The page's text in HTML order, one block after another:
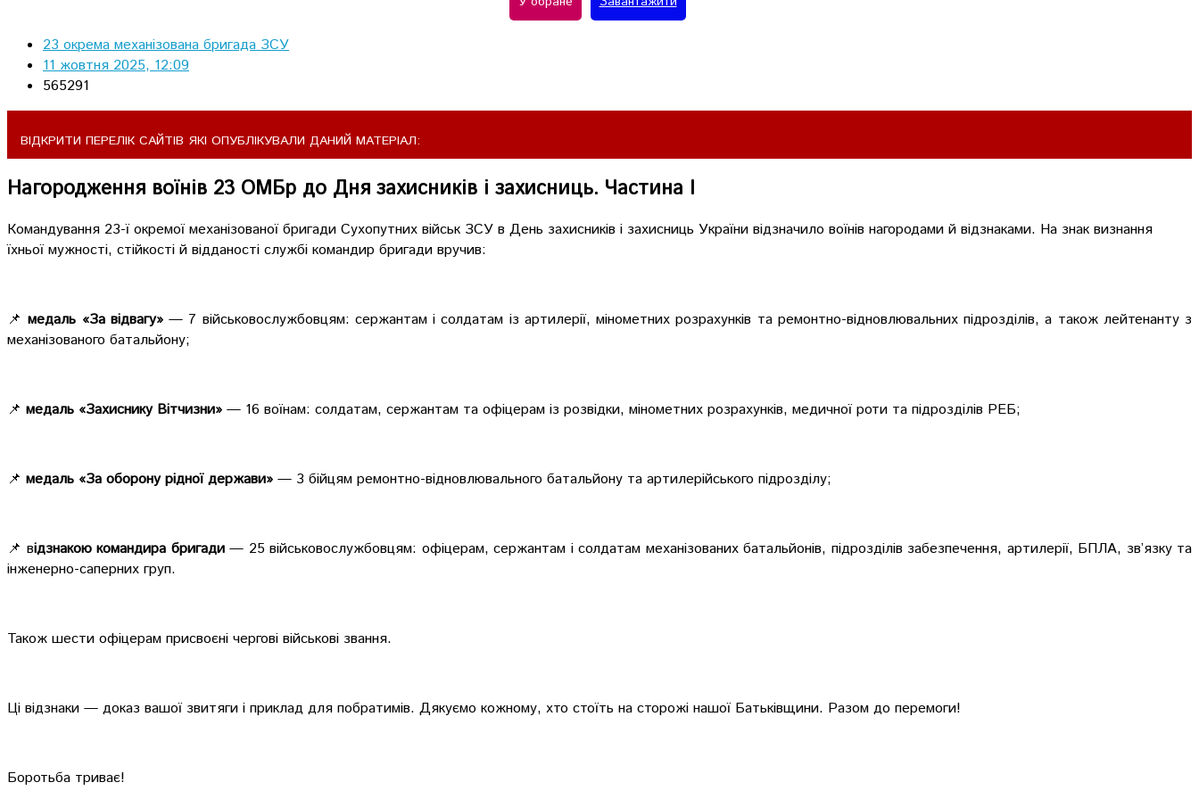
23 окрема механізована бригада ЗСУ
11 жовтня 2025, 12:09
565291
ВІДКРИТИ ПЕРЕЛІК САЙТІВ ЯКІ ОПУБЛІКУВАЛИ ДАНИЙ МАТЕРІАЛ:
Нагородження воїнів 23 ОМБр до Дня захисників і захисниць. Частина І
Командування 23-ї окремої механізованої бригади Сухопутних військ ЗСУ в День захисників і захисниць України відзначило воїнів нагородами й відзнаками. На знак визнання
їхньої мужності, стійкості й відданості службі командир бригади вручив:
📌медаль «За відвагу»— 7 військовослужбовцям: сержантам і солдатам із артилерії, мінометних розрахунків та ремонтно-відновлювальних підрозділів, а також лейтенанту з
механізованого батальйону;
📌 медаль «Захиснику Вітчизни» — 16 воїнам: солдатам, сержантам та офіцерам із розвідки, мінометних розрахунків, медичної роти та підрозділів РЕБ;
📌 медаль «За оборону рідної держави» — 3 бійцям ремонтно-відновлювального батальйону та артилерійського підрозділу;
📌 відзнакою командира бригади— 25 військовослужбовцям: офіцерам, сержантам і солдатам механізованих батальйонів, підрозділів забезпечення, артилерії, БПЛА, зв’язку та
інженерно-саперних груп.
Також шести офіцерам присвоєні чергові військові звання.
Ці відзнаки — доказ вашої звитяги і приклад для побратимів. Дякуємо кожному, хто стоїть на сторожі нашої Батьківщини. Разом до перемоги!
Боротьба триває!